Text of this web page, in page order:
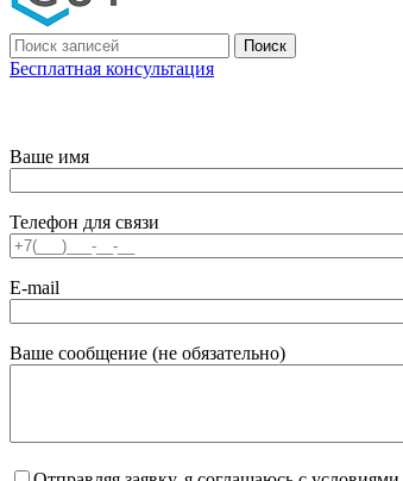
Поиск
Бесплатная консультация
Ваше имя
Телефон для связи
E-mail
Ваше сообщение (не обязательно)